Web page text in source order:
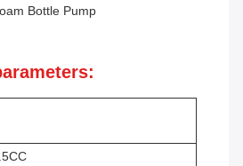
Bottle Pump